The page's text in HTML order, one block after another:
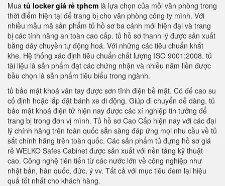
Mua tủ locker giá rẻ tphcm là lựa chọn của mỗi văn phòng trong
thời điểm hiện tại để trang bị cho văn phòng công ty mình. Với
nhiều mẫu mã sản phẩm tủ hồ sơ ba cánh mới hiện đại và trang
bị các tính năng an toàn cao cấp. tủ hồ sơ thanh lý được sản xuất
bằng dây chuyền tự động hoá. Với những các tiêu chuẩn khắt
khe. Hệ thống xác định tiêu chuẩn chất lượng ISO 9001:2008. tủ
tài liệu là sản phẩm đạt các chứng nhận và nhiều năm liền được
bầu chọn là sản phẩm tiêu biểu trong ngành.
tủ bảo mật khoá vân tay được sơn tĩnh điện bề mặt. Có đế cao su
cố định hoặc lắp đặt bánh xe di động. Giúp di chuyển dễ dàng. tủ
bảo mật khoá điện tử hiện nay được các xí nghiệp tin tưởng để
trang bị trong đơn vị mình. Tủ hồ sơ Cao Cấp hiện nay với các đại
lý chính hãng trên toàn quốc sẵn sàng đáp ứng mọi nhu cầu về tủ
sắt chính hãng trên toàn quốc. Các sản phẩm tủ đựng hồ sơ giá
rẻ WELKO Safes Cabinet được sản xuất với nền tảng kỹ thuật
cao. Công nghệ tiên tiến từ các nước lớn về công nghiệp như
nhật bản, hàn quốc, đức, ý vv. Tất cả với mục tiêu đem lại hiệu
quả tốt nhất cho khách hàng.